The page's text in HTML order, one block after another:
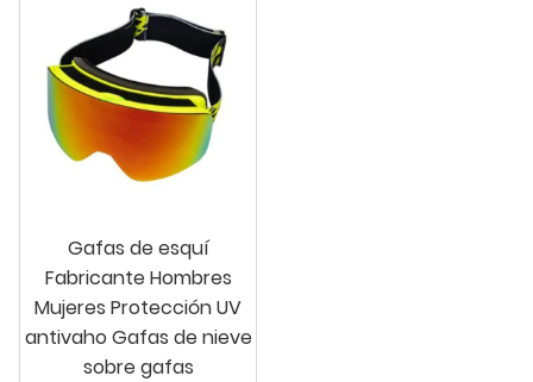
Gafas de esquí
Fabricante Hombres
Mujeres Protección UV
antivaho Gafas de nieve
sobre gafas